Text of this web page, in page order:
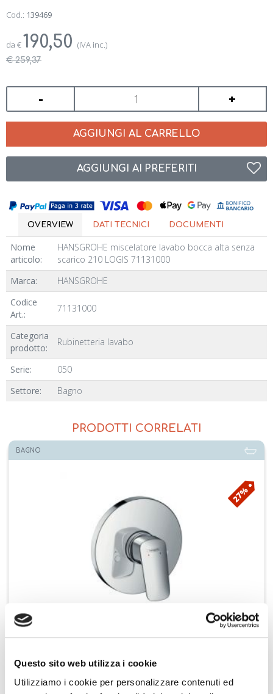
Questo sito web utilizza i cookie
Utilizziamo i cookie per personalizzare contenuti ed
Cod.: 139469
da €190,50 (IVA inc.)
€ 259,37
- +
AGGIUNGI AL CARRELLO
AGGIUNGI AI PREFERITI
OVERVIEW DATI TECNICI DOCUMENTI
Nome
articolo:
HANSGROHE miscelatore lavabo bocca alta senza
scarico 210 LOGIS 71131000
Marca:
HANSGROHE
Codice
Art.:
71131000
Categoria
prodotto:
Rubinetteria lavabo
Serie:
050
Settore:
Bagno
PRODOTTI CORRELATI
BAGNO
27%
HANSGROHE miscelatore doccia incasso LOGIS 71606000
Aggiungi ai preferiti
Aggiungi prodotto al carrello
€ 55,63